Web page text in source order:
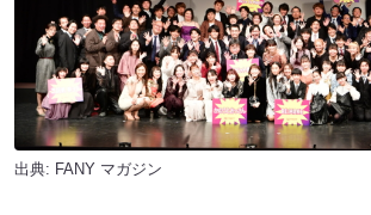
出典: FANY マガジン